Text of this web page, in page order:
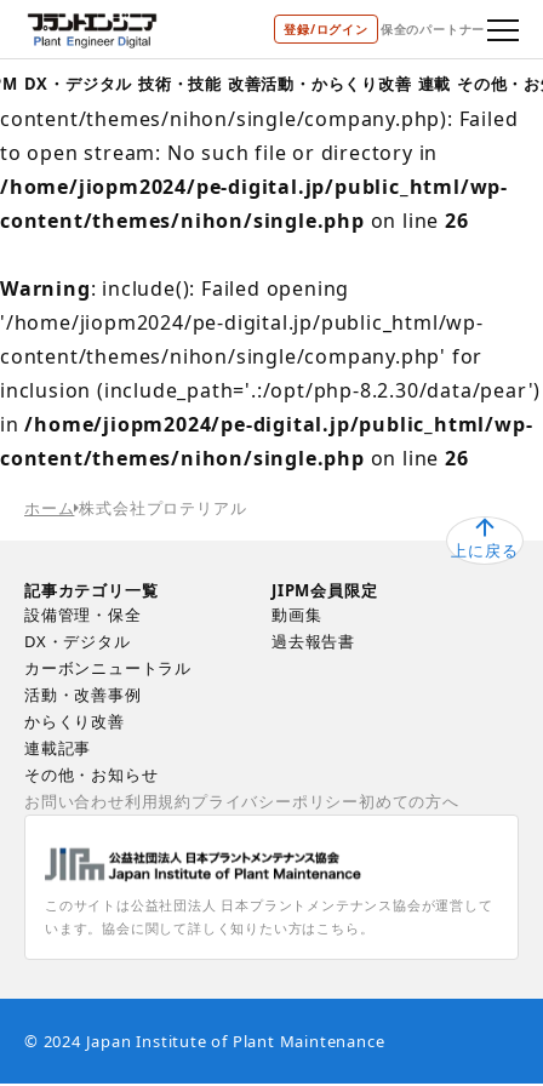
登録/ログイン 保全のパートナー
DX・デジタル 技術・技能 改善活動・からくり改善 連載 その他・
Warning: include(/home/jiopm2024/pe-
digital.jp/public_html/wp-
content/themes/nihon/single/company.php): Failed
to open stream: No such file or directory in
/home/jiopm2024/pe-digital.jp/public_html/wp-
content/themes/nihon/single.php on line26
Warning: include(): Failed opening
'/home/jiopm2024/pe-digital.jp/public_html/wp-
content/themes/nihon/single/company.php' for
inclusion (include_path='.:/opt/php-8.2.30/data/pear')
in/home/jiopm2024/pe-digital.jp/public_html/wp-
content/themes/nihon/single.php on line26
ホーム 株式会社プロテリアル
上に戻る
このサイトは公益社団法人 日本プラントメンテナンス協会が運営して
います。協会に関して詳しく知りたい方はこちら。
記事カテゴリ一覧
設備管理・保全
DX・デジタル
カーボンニュートラル
活動・改善事例
からくり改善
連載記事
その他・お知らせ
JIPM会員限定
動画集
過去報告書
お問い合わせ利用規約プライバシーポリシー初めての方へ
© 2024 Japan Institute of Plant Maintenance